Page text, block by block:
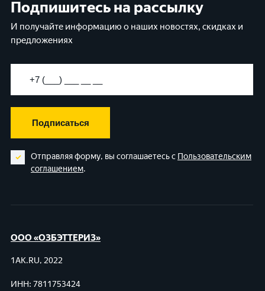
Подпишитесь на рассылку
И получайте информацию о наших новостях, скидках и
предложениях
Подписаться
Отправляя форму, вы соглашаетесь с Пользовательским
соглашением.
ООО «ОЗБЭТТЕРИЗ»
1AK.RU, 2022
ИНН: 7811753424